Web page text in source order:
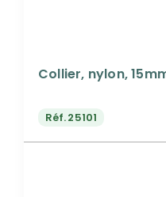
Collier, nylon,
Réf.25101